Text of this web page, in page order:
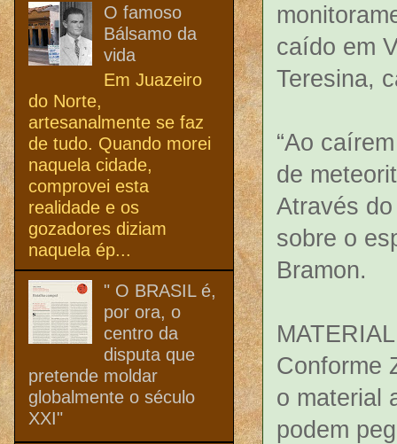
caído em
Teresina,
“Ao
de
Através
sobre o
Bramon.
Conforme
o material
podem
O famoso
Bálsamo da
vida
Em Juazeiro
do Norte,
artesanalmente se faz
de tudo. Quando morei
naquela cidade,
comprovei esta
realidade e os
gozadores diziam
naquela ép...
" O BRASIL é,
por ora, o
centro da
disputa que
pretende moldar
globalmente o século
XXI"